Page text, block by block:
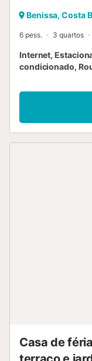
Benissa, Costa
6 pess. 3 quartos
Internet,
condicionado,
Casa de